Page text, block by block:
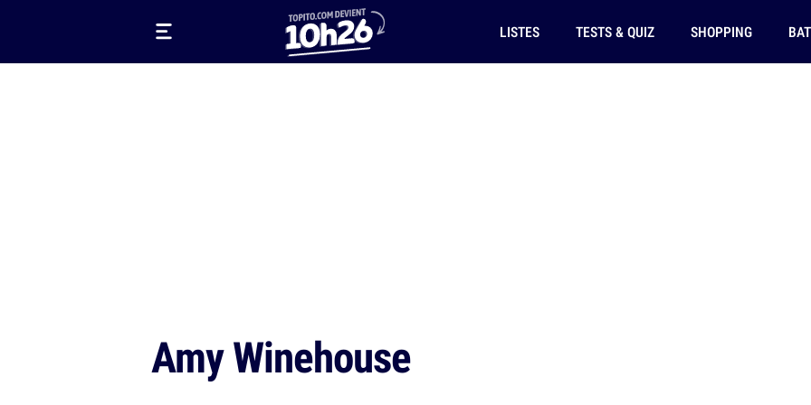
LISTES TESTS & QUIZ SHOPPING
Amy Winehouse